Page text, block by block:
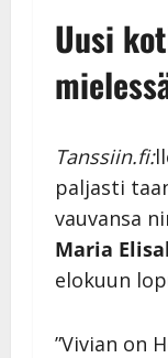
Uusi
Tanssiin.fi:
paljasti
vauvansa
Maria
elokuun
”Vivian on